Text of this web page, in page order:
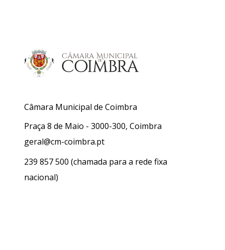
Câmara Municipal de Coimbra
Praça 8 de Maio - 3000-300, Coimbra
geral@cm-coimbra.pt
239 857 500 (chamada para a rede fixa
nacional)